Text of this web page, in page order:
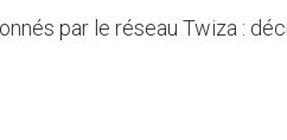
par le réseau Twiza :